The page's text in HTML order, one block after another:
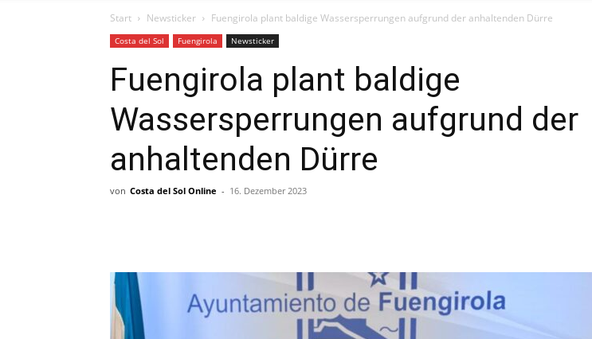
Start Newsticker Fuengirola plant baldige Wassersperrungen aufgrund der anhaltenden Dürre
Costa del Sol Fuengirola Newsticker
Fuengirola plant baldige
Wassersperrungen aufgrund der
anhaltenden Dürre
von Costa del Sol Online - 16. Dezember 2023